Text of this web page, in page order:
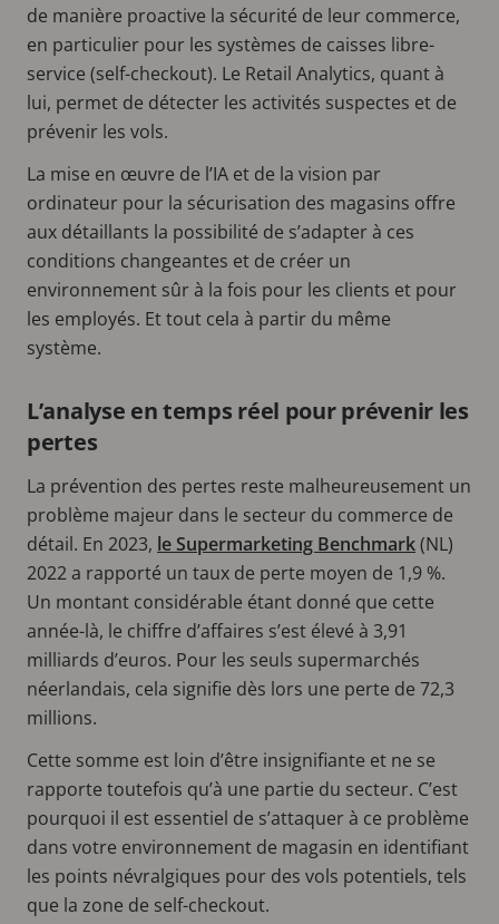
de manière proactive la sécurité de leur commerce,
en particulier pour les systèmes de caisses libre-
service (self-checkout). Le Retail Analytics, quant à
lui, permet de détecter les activités suspectes et de
prévenir les vols.
La mise en œuvre de l’IA et de la vision par
ordinateur pour la sécurisation des magasins offre
aux détaillants la possibilité de s’adapter à ces
conditions changeantes et de créer un
environnement sûr à la fois pour les clients et pour
les employés. Et tout cela à partir du même
système.
L’analyse en temps réel pour prévenir les
pertes
La prévention des pertes reste malheureusement un
problème majeur dans le secteur du commerce de
détail. En 2023, le Supermarketing Benchmark(NL)
2022 a rapporté un taux de perte moyen de 1,9 %.
Un montant considérable étant donné que cette
année-là, le chiffre d’affaires s’est élevé à 3,91
milliards d’euros. Pour les seuls supermarchés
néerlandais, cela signifie dès lors une perte de 72,3
millions.
Cette somme est loin d’être insignifiante et ne se
rapporte toutefois qu’à une partie du secteur. C’est
pourquoi il est essentiel de s’attaquer à ce problème
dans votre environnement de magasin en identifiant
les points névralgiques pour des vols potentiels, tels
que la zone de self-checkout.